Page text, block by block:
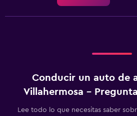
Conducir un auto de
Villahermosa -
Lee todo lo que necesitas saber